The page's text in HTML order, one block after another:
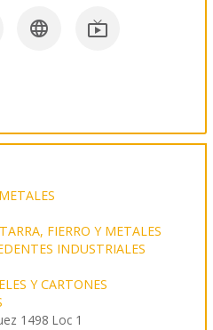
 
FIERRO Y METALES
INDUSTRIALES
Y CARTONES
1498 Loc 1